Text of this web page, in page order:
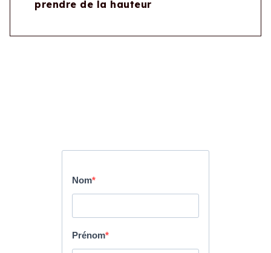
prendre de la hauteur